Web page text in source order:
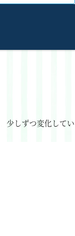
少しずつ変化してい